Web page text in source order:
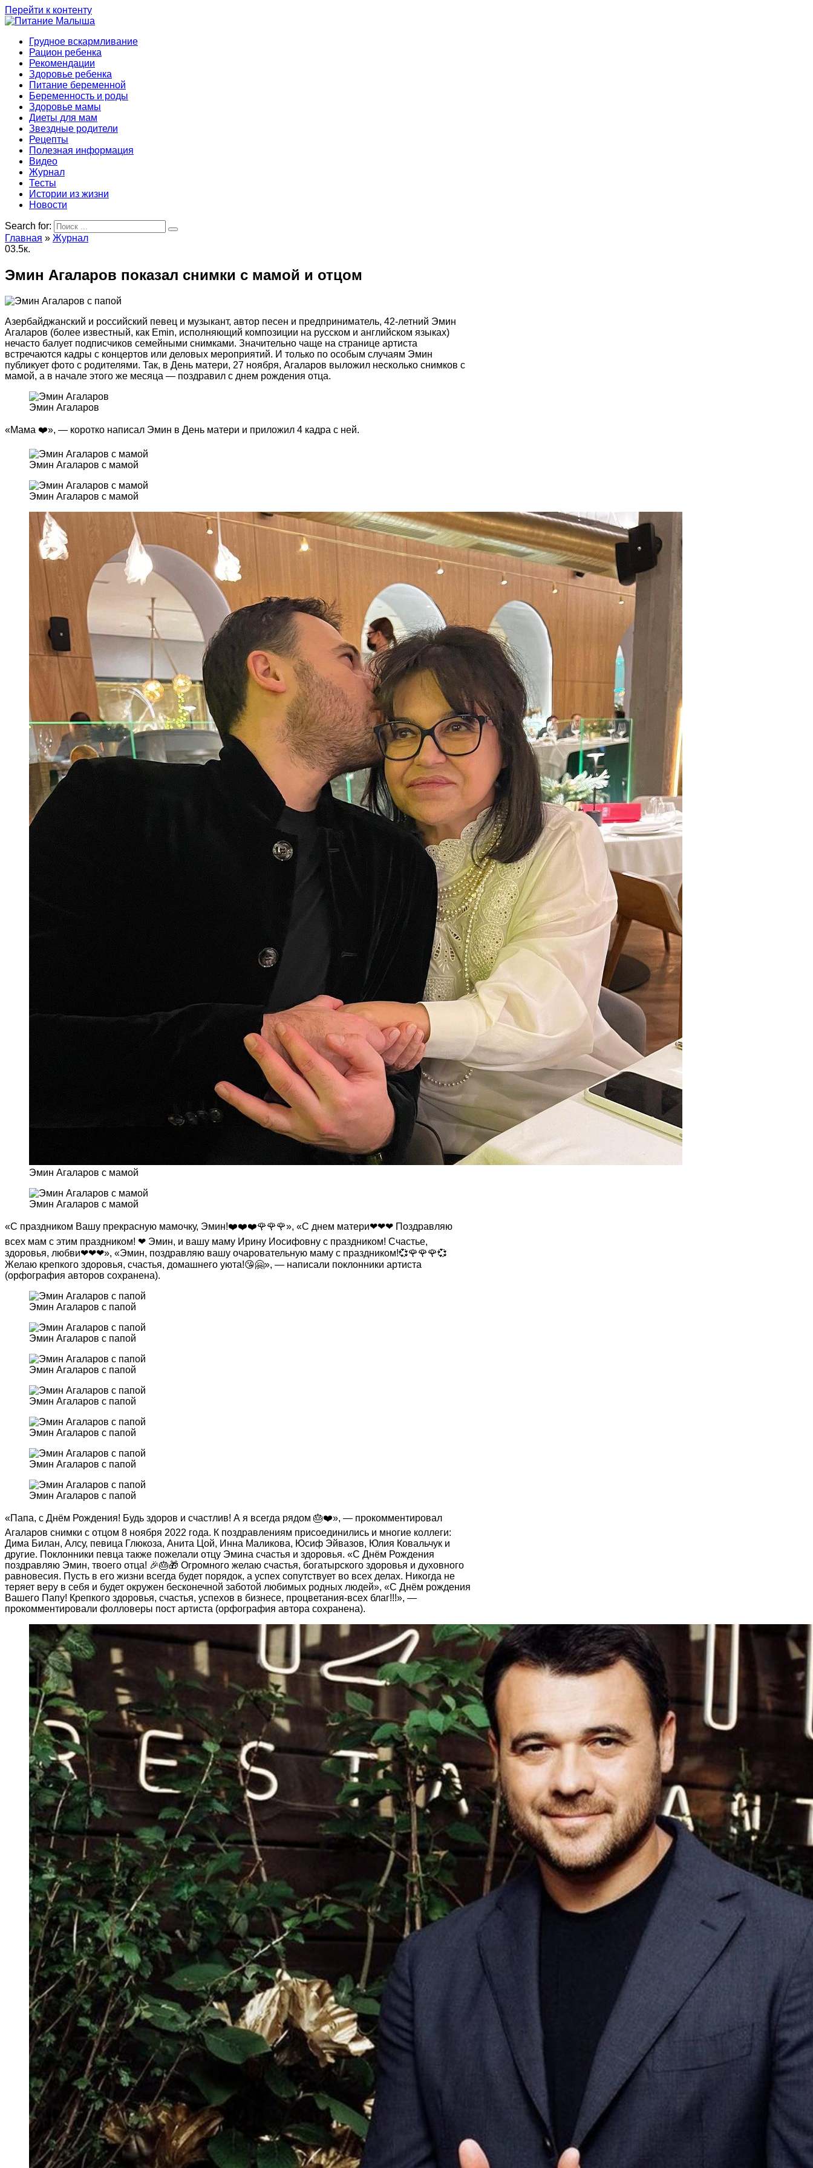
Перейти к контенту
Грудное вскармливание
Рацион ребенка
Рекомендации
Здоровье ребенка
Питание беременной
Беременность и роды
Здоровье мамы
Диеты для мам
Звездные родители
Рецепты
Полезная информация
Видео
Журнал
Тесты
Истории из жизни
Новости
Search for:
Главная » Журнал
03.5к.
Эмин Агаларов показал снимки с мамой и отцом
Азербайджанский и российский певец и музыкант, автор песен и предприниматель, 42-летний Эмин
Агаларов (более известный, как Emin, исполняющий композиции на русском и английском языках)
нечасто балует подписчиков семейными снимками. Значительно чаще на странице артиста
встречаются кадры с концертов или деловых мероприятий. И только по особым случаям Эмин
публикует фото с родителями. Так, в День матери, 27 ноября, Агаларов выложил несколько снимков с
мамой, а в начале этого же месяца — поздравил с днем рождения отца.
Эмин Агаларов
«Мама ❤️», — коротко написал Эмин в День матери и приложил 4 кадра с ней.
Эмин Агаларов с мамой
Эмин Агаларов с мамой
Эмин Агаларов с мамой
Эмин Агаларов с мамой
«С праздником Вашу прекрасную мамочку, Эмин!❤️❤️❤️🌹🌹🌹», «С днем матери❤❤❤ Поздравляю
всех мам с этим праздником! ❤ Эмин, и вашу маму Ирину Иосифовну с праздником! Счастье,
здоровья, любви❤❤❤», «Эмин, поздравляю вашу очаровательную маму с праздником!💞🌹🌹🌹💞
Желаю крепкого здоровья, счастья, домашнего уюта!😘🤗», — написали поклонники артиста
(орфография авторов сохранена).
Эмин Агаларов с папой
Эмин Агаларов с папой
Эмин Агаларов с папой
Эмин Агаларов с папой
Эмин Агаларов с папой
Эмин Агаларов с папой
Эмин Агаларов с папой
«Папа, с Днём Рождения! Будь здоров и счастлив! А я всегда рядом 🎂❤️», — прокомментировал
Агаларов снимки с отцом 8 ноября 2022 года. К поздравлениям присоединились и многие коллеги:
Дима Билан, Алсу, певица Глюкоза, Анита Цой, Инна Маликова, Юсиф Эйвазов, Юлия Ковальчук и
другие. Поклонники певца также пожелали отцу Эмина счастья и здоровья. «С Днём Рождения
поздравляю Эмин, твоего отца! 🎉🎂🎁 Огромного желаю счастья, богатырского здоровья и духовного
равновесия. Пусть в его жизни всегда будет порядок, а успех сопутствует во всех делах. Никогда не
теряет веру в себя и будет окружен бесконечной заботой любимых родных людей», «С Днём рождения
Вашего Папу! Крепкого здоровья, счастья, успехов в бизнесе, процветания-всех благ!!!», —
прокомментировали фолловеры пост артиста (орфография автора сохранена).